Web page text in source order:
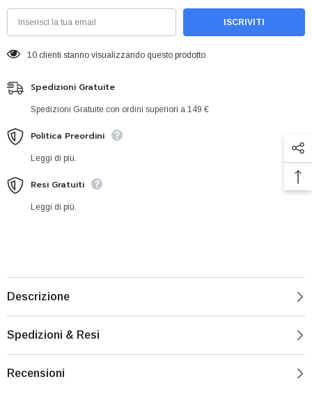
ISCRIVITI
10 clienti stanno visualizzando questo prodotto
Spedizioni Gratuite
Spedizioni Gratuite con ordini superiori a 149 €
Politica Preordini
Leggi di più.
Resi Gratuiti
Leggi di più.
Descrizione
Spedizioni & Resi
Recensioni